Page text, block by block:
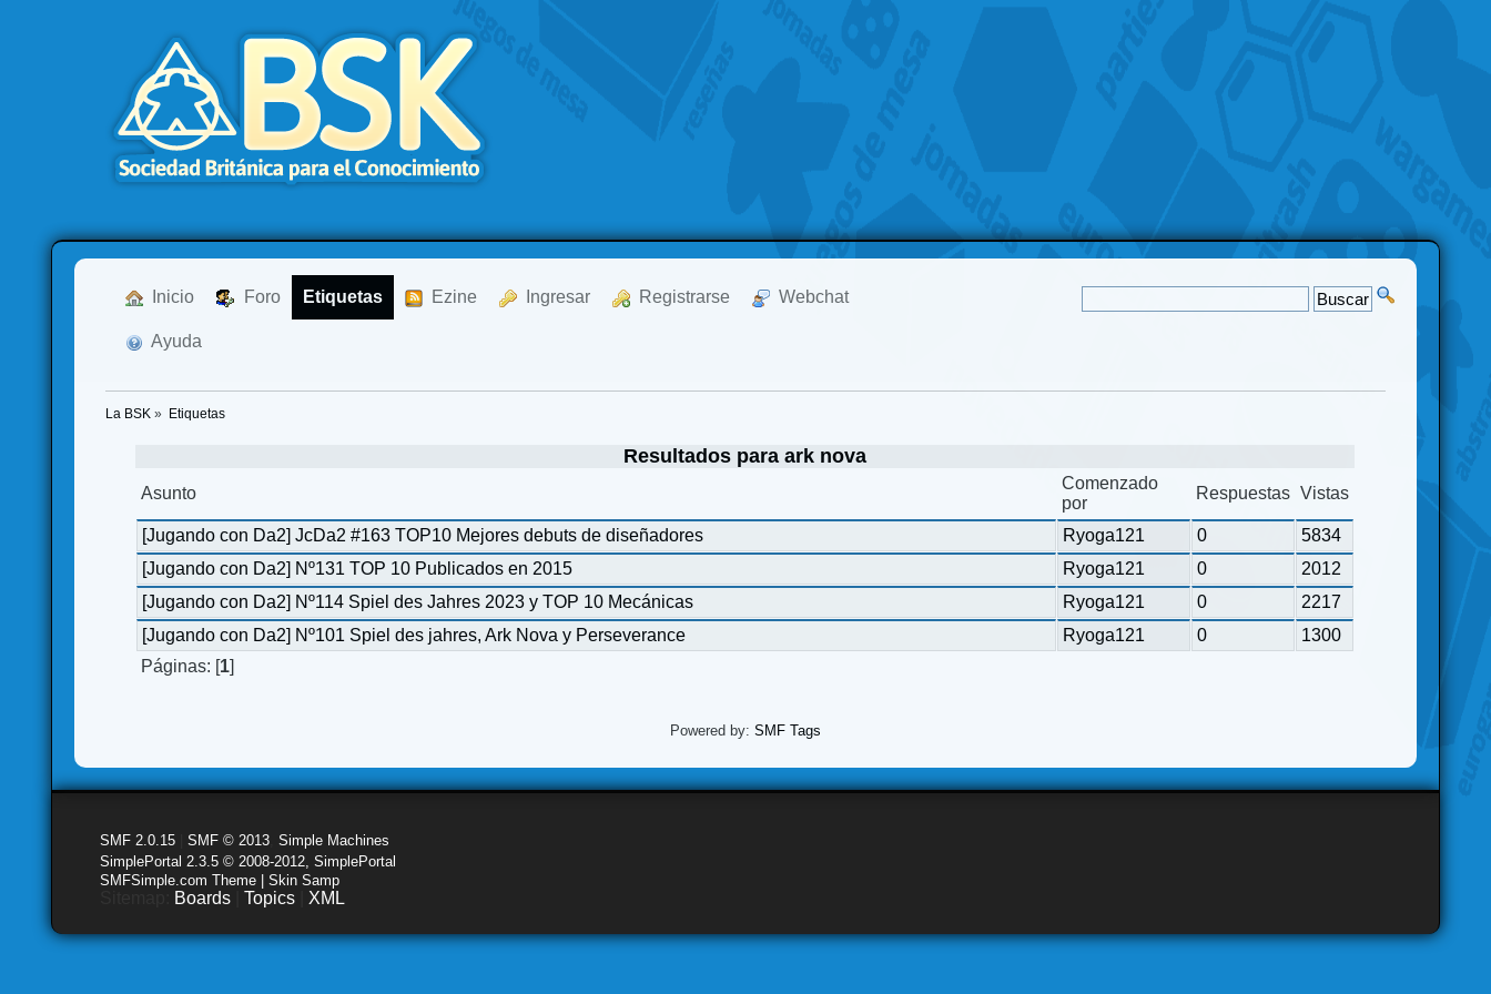
Inicio Foro Etiquetas Ezine Ingresar Registrarse Webchat
Ayuda
La BSK » Etiquetas
Resultados para ark nova
Asunto
Comenzado
por
Respuestas Vistas
[Jugando con Da2] JcDa2 #163 TOP10 Mejores debuts de diseñadores Ryoga121 0
5834
[Jugando con Da2] Nº131 TOP 10 Publicados en 2015
Ryoga121 0
2012
[Jugando con Da2] Nº114 Spiel des Jahres 2023 y TOP 10 Mecánicas
Ryoga121 0
2217
[Jugando con Da2] Nº101 Spiel des jahres, Ark Nova y Perseverance
Ryoga121 0
1300
Páginas: [1]
Powered by: SMF Tags
SMF 2.0.15 |SMF © 2013 ,Simple Machines
SimplePortal 2.3.5 © 2008-2012, SimplePortal
SMFSimple.com Theme | Skin Samp
Boards |Topics XML